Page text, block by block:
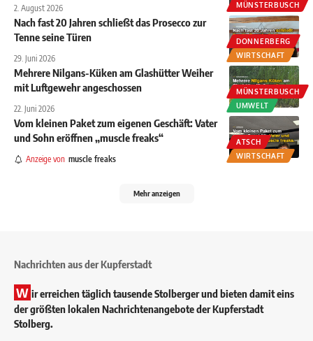
MÜNSTERBUSCH
2. August 2026
DONNERBERG
WIRTSCHAFT
Nach fast 20 Jahren schließt das Prosecco zur
Tenne seine Türen
29. Juni 2026
MÜNSTERBUSCH
UMWELT
Mehrere Nilgans-Küken am Glashütter Weiher
mit Luftgewehr angeschossen
22. Juni 2026
ATSCH
WIRTSCHAFT
Vom kleinen Paket zum eigenen Geschäft: Vater
und Sohn eröffnen „muscle freaks“
Anzeige von muscle freaks
Mehr anzeigen
Nachrichten aus der Kupferstadt
W ir erreichen täglich tausende Stolberger und bieten damit eins
der größten lokalen Nachrichtenangebote der Kupferstadt
Stolberg.